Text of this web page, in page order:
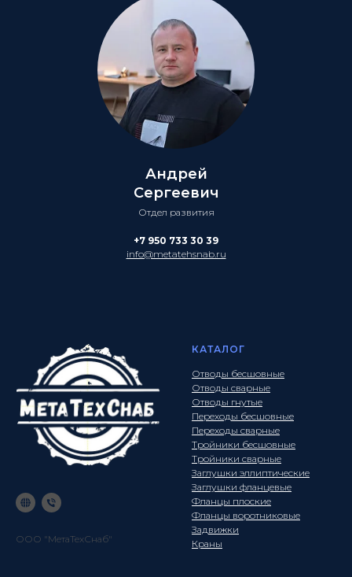
Андрей
Сергеевич
Отдел развития
+7 950 733 30 39
info@metatehsnab.ru
ООО "МетаТехСнаб"
КАТАЛОГ
Отводы бесшовные
Отводы сварные
Отводы гнутые
Переходы бесшовные
Переходы сварные
Тройники бесшовные
Тройники сварные
Заглушки эллиптические
Заглушки фланцевые
Фланцы плоские
Фланцы воротниковые
Задвижки
Краны